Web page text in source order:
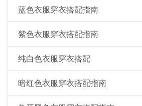
蓝色衣服穿衣搭配指南
紫色衣服穿衣搭配指南
纯白色衣服穿衣搭配
暗红色衣服穿衣搭配指南